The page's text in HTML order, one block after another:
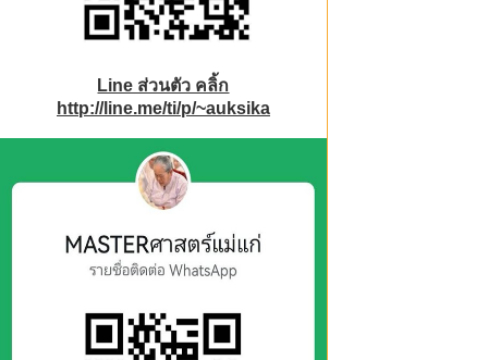
Line ส่วนตัว คลิ้ก
http://line.me/ti/p/~auksika